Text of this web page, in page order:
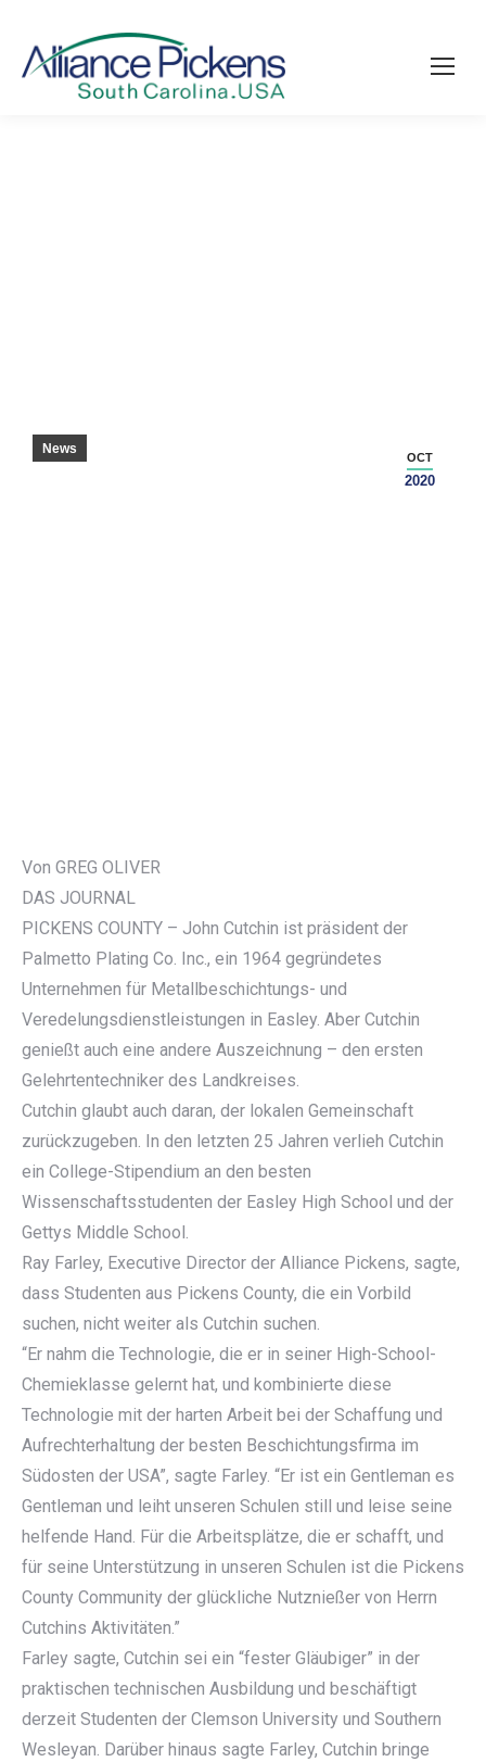
OCT
2020
News
Von GREG OLIVER
DAS JOURNAL
PICKENS COUNTY – John Cutchin ist präsident der
Palmetto Plating Co. Inc., ein 1964 gegründetes
Unternehmen für Metallbeschichtungs- und
Veredelungsdienstleistungen in Easley. Aber Cutchin
genießt auch eine andere Auszeichnung – den ersten
Gelehrtentechniker des Landkreises.
Cutchin glaubt auch daran, der lokalen Gemeinschaft
zurückzugeben. In den letzten 25 Jahren verlieh Cutchin
ein College-Stipendium an den besten
Wissenschaftsstudenten der Easley High School und der
Gettys Middle School.
Ray Farley, Executive Director der Alliance Pickens, sagte,
dass Studenten aus Pickens County, die ein Vorbild
suchen, nicht weiter als Cutchin suchen.
“Er nahm die Technologie, die er in seiner High-School-
Chemieklasse gelernt hat, und kombinierte diese
Technologie mit der harten Arbeit bei der Schaffung und
Aufrechterhaltung der besten Beschichtungsfirma im
Südosten der USA”, sagte Farley. “Er ist ein Gentleman es
Gentleman und leiht unseren Schulen still und leise seine
helfende Hand. Für die Arbeitsplätze, die er schafft, und
für seine Unterstützung in unseren Schulen ist die Pickens
County Community der glückliche Nutznießer von Herrn
Cutchins Aktivitäten.”
Farley sagte, Cutchin sei ein “fester Gläubiger” in der
praktischen technischen Ausbildung und beschäftigt
derzeit Studenten der Clemson University und Southern
Wesleyan. Darüber hinaus sagte Farley, Cutchin bringe